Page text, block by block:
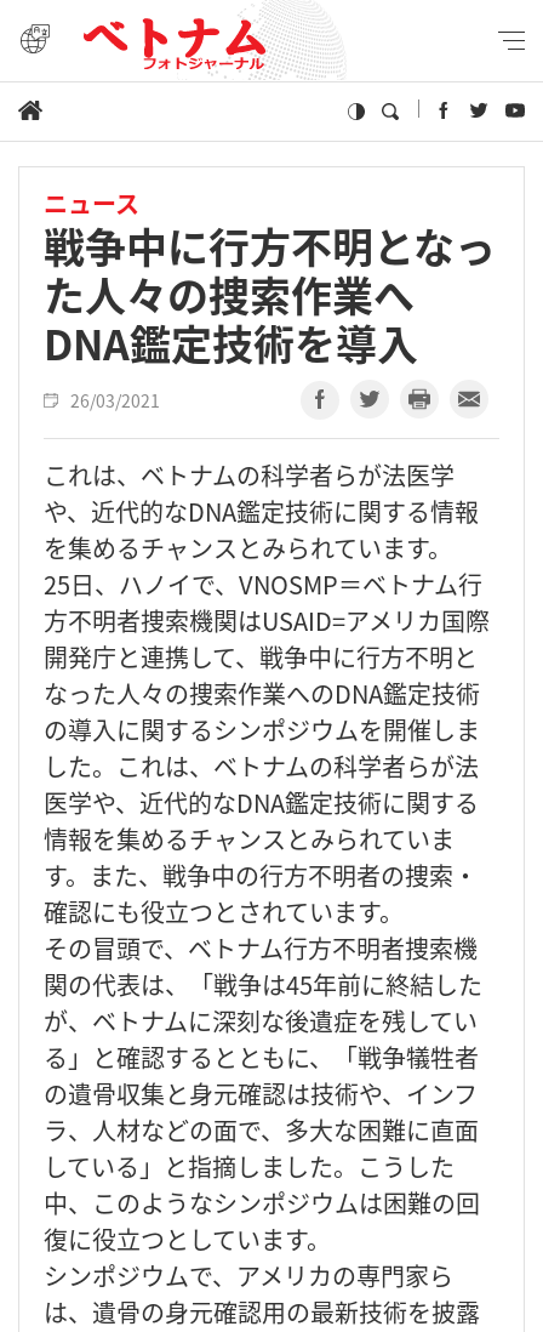
ニュース
戦争中に行方不明となっ
た人々の捜索作業へ
DNA鑑定技術を導入
26/03/2021
これは、ベトナムの科学者らが法医学
や、近代的なDNA鑑定技術に関する情報
を集めるチャンスとみられています。
25日、ハノイで、VNOSMP＝ベトナム行
方不明者捜索機関はUSAID=アメリカ国際
開発庁と連携して、戦争中に行方不明と
なった人々の捜索作業へのDNA鑑定技術
の導入に関するシンポジウムを開催しま
した。これは、ベトナムの科学者らが法
医学や、近代的なDNA鑑定技術に関する
情報を集めるチャンスとみられていま
す。また、戦争中の行方不明者の捜索・
確認にも役立つとされています。
その冒頭で、ベトナム行方不明者捜索機
関の代表は、「戦争は45年前に終結した
が、ベトナムに深刻な後遺症を残してい
る」と確認するとともに、「戦争犠牲者
の遺骨収集と身元確認は技術や、インフ
ラ、人材などの面で、多大な困難に直面
している」と指摘しました。こうした
中、このようなシンポジウムは困難の回
復に役立つとしています。
シンポジウムで、アメリカの専門家ら
は、遺骨の身元確認用の最新技術を披露